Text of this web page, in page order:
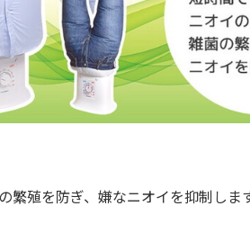
殖を防ぎ、嫌なニオイを抑制します